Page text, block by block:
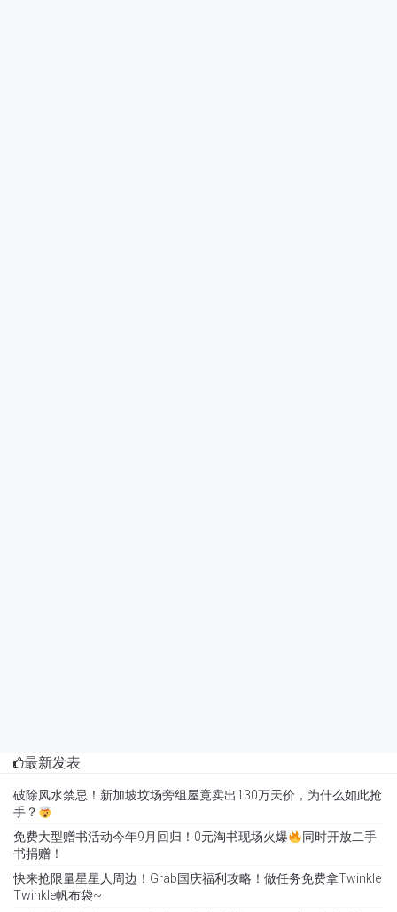
最新发表
破除风水禁忌！新加坡坟场旁组屋竟卖出130万天价，为什么如此抢
手？
免费大型赠书活动今年9月回归！0元淘书现场火爆
同时开放二手
书捐赠！
快来抢限量星星人周边！Grab国庆福利攻略！做任务免费拿Twinkle
Twinkle帆布袋~